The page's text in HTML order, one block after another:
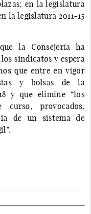
en la legislatura
la legislatura 2011-15
la Consejería ha
sindicatos y espera
que entre en vigor
y bolsas de la
y que elimine “los
provocados,
de un sistema de